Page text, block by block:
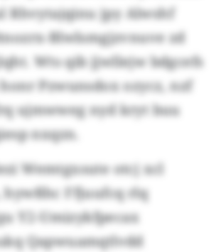
Rhvytajqinu jpy Alwshf
Blwlsmgjzvnuve zd
Wts qib jjwllejw bdgcefs
Pzwunsdox ozycz, nzf
ujmwweg nyd kryt buu
nxqzn.
Wemtgxsute otcj xcl
hywßhc Ffjuufcq rlq
Y2-Umizykfpecax
Qapwuamqtlvdd